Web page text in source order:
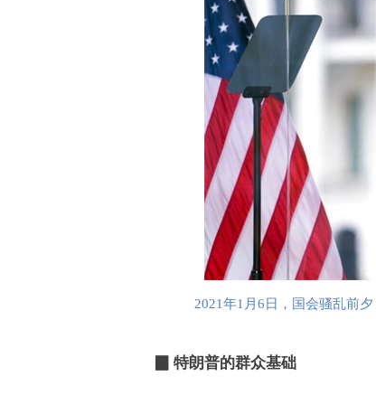
2021年1 月 6 日，国会骚乱前
▉ 特朗普的群众基础